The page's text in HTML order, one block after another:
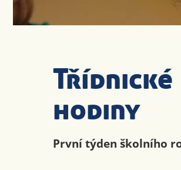
Třídnické
hodiny
První týden školního